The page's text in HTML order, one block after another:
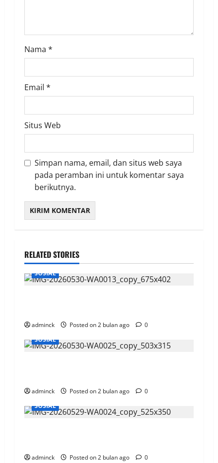
Nama *
Email *
Situs Web
Simpan nama, email, dan situs web saya
pada peramban ini untuk komentar saya
berikutnya.
RELATED STORIES
SOSIAL
adminck Posted on 2 bulan ago
0
SOSIAL
adminck Posted on 2 bulan ago
0
SOSIAL
adminck Posted on 2 bulan ago 0